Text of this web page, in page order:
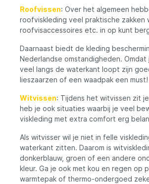
zodat je niet gaat zweten. Met 5
borstzakken en 2 binnenzakken
zijkanten is er genoeg
mouw en een D-ring voor een
perfect voor avontuurlijke
uitneembare fleecevoering
veelzijdig; hij kan ook apart als
worden gedragen. Dankzij de
naar wens aanpassen voor een
pasvorm. Met zijn nieuwe en
geoptimaliseerde ontwerp
een waadjas.
Roofvissen: Over het algemeen
roofviskleding veel praktische zakken
roofvisaccessoires etc. in op kunt
Daarnaast biedt de kleding
Nederlandse omstandigheden.
veel langs de waterkant loopt zijn
lieszaarzen of een waadpak een must!
Witvissen: Tijdens het witvissen zit
heb je ook situaties waarbij je veel
viskleding met extra comfort erg
Als witvisser wil je niet in felle
waterkant zitten. Daarom is
donkerblauw, groen of een andere
kleur. Ga je ook met kou en regen op
warmtepak of thermo-ondergoed